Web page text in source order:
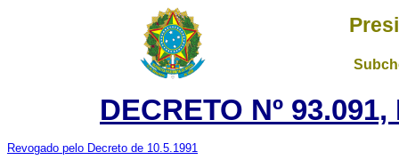
DECRETO Nº
Revogado pelo Decreto de 10.5.1991